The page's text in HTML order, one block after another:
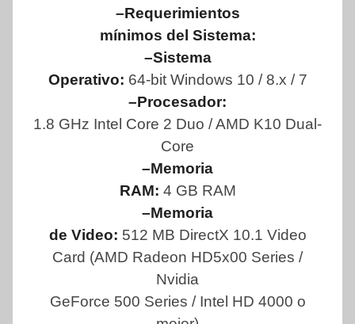
–Requerimientos
mínimos del Sistema:
–Sistema
Operativo: 64-bit Windows 10 / 8.x / 7
–Procesador:
1.8 GHz Intel Core 2 Duo / AMD K10 Dual-
Core
–Memoria
RAM: 4 GB RAM
–Memoria
de Video: 512 MB DirectX 10.1 Video
Card (AMD Radeon HD5x00 Series /
Nvidia
GeForce 500 Series / Intel HD 4000 o